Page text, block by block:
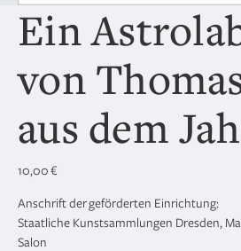
Ein
von
aus dem
10,00€
Anschrift der geförderten Einrichtung:
Staatliche Kunstsammlungen Dresden,
Salon